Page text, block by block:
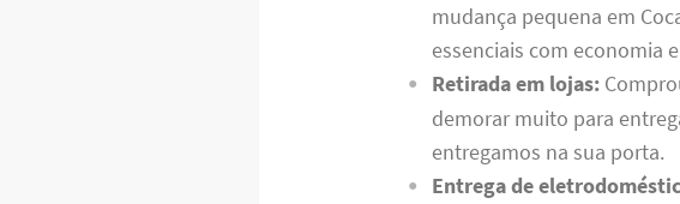
mudança pequena em
essenciais com economia
Retirada em lojas:
demorar muito para
entregamos na sua porta.
Entrega de